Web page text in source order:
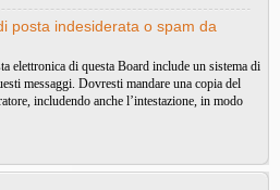
posta indesiderata o spam da
elettronica di questa Board include un sistema di
messaggi. Dovresti mandare una copia del
includendo anche l’intestazione, in modo